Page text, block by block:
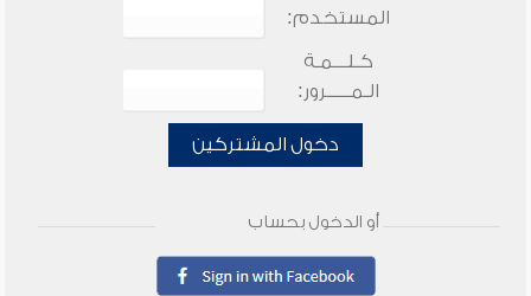
المستخدم:
كـلـــمـة
الـمـــــرور:
دخول المشتركين
أو الدخول بحساب